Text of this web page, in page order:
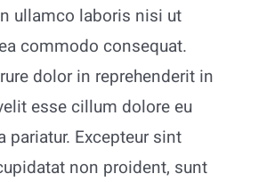
ullamco laboris nisi ut
commodo consequat.
dolor in reprehenderit in
esse cillum dolore eu
pariatur. Excepteur sint
non proident, sunt